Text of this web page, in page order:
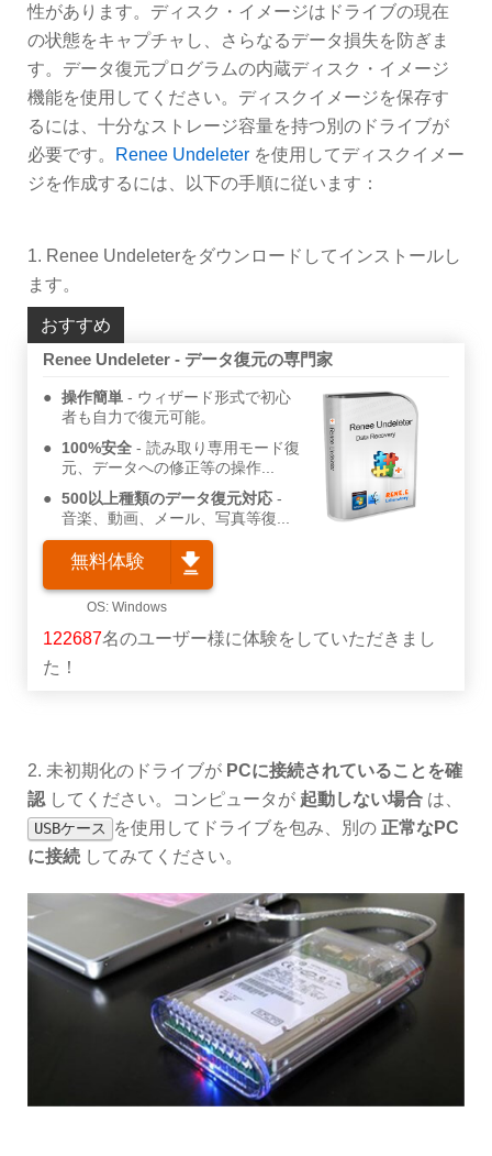
性があります。ディスク・イメージはドライブの現在
の状態をキャプチャし、さらなるデータ損失を防ぎま
す。データ復元プログラムの内蔵ディスク・イメージ
機能を使用してください。ディスクイメージを保存す
るには、十分なストレージ容量を持つ別のドライブが
必要です。
Renee Undeleter を使用してディスクイメー
ジを作成するには、以下の手順に従います：
1. Renee Undeleterをダウンロードしてインストールし
ます。
おすすめ
Renee Undeleter - データ復元の専門家
操作簡単
ウィザード形式で初心
者も自力で復元可能。
100%安全
読み取り専用モード復
元、データへの修正等の操作...
500以上種類のデータ復元対応
音楽、動画、メール、写真等復...
無料体験
122687名のユーザー様に体験をしていただきまし
た！
2. 未初期化のドライブが PCに接続されていることを確
認 してください。コンピュータが 起動しない場合 は、
USBケース を使用してドライブを包み、別の 正常なPC
に接続 してみてください。